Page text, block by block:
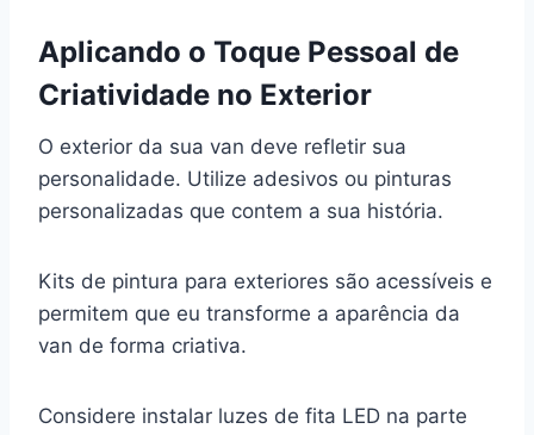
Aplicando o Toque Pessoal de
Criatividade no Exterior
O exterior da sua van deve refletir sua
personalidade. Utilize adesivos ou pinturas
personalizadas que contem a sua história.
Kits de pintura para exteriores são acessíveis e
permitem que eu transforme a aparência da
van de forma criativa.
Considere instalar luzes de fita LED na parte